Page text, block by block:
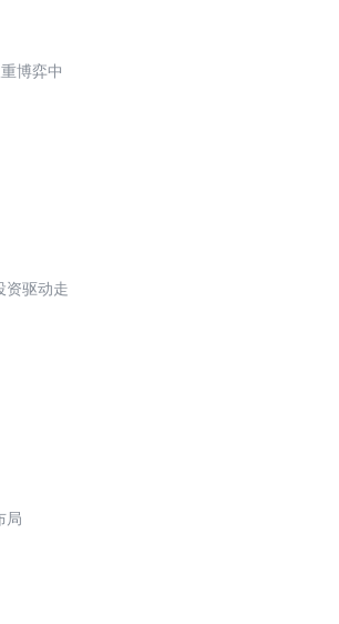
博弈中
资驱动走
局